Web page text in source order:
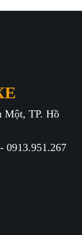
Một, TP. Hồ
0913.951.267